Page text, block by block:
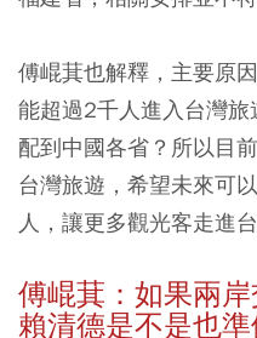
傅崐萁也解釋，主要原
能超過2千人進入台灣
配到中國各省？所以目
台灣旅遊，希望未來可
人，讓更多觀光客走進
傅崐萁：如果兩
賴清德是不是也